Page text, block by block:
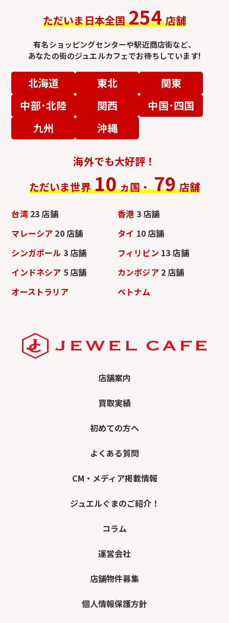
ただいま日本全国 254 店舗
有名ショッピングセンターや駅近商店街など、
あなたの街のジュエルカフェでお待ちしています!
北海道 東北
関東
中部･北陸
関西
中国･四国
九州
沖縄
海外でも大好評！
ただいま世界 10 ヵ国・ 79 店舗
台湾 23 店舗 香港 3 店舗
マレーシア 20 店舗 タイ 10 店舗
シンガポール 3 店舗 フィリピン 13 店舗
インドネシア 5 店舗 カンボジア 2 店舗
オーストラリア
ベトナム
店舗案内
買取実績
初めての方へ
よくある質問
CM・メディア掲載情報
ジュエルぐまのご紹介！
コラム
運営会社
店舗物件募集
個人情報保護方針